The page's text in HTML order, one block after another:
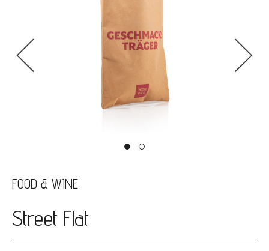
< >
FOOD & WINE
Street Flat